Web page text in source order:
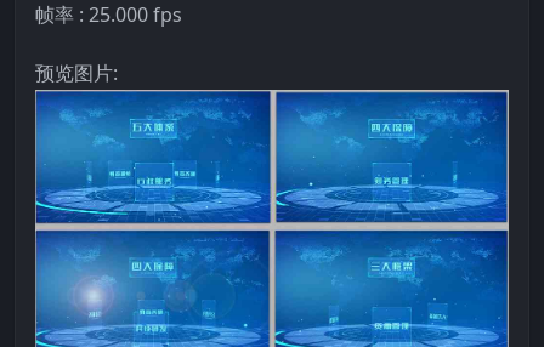
帧率 : 25.000 fps
预览图片: